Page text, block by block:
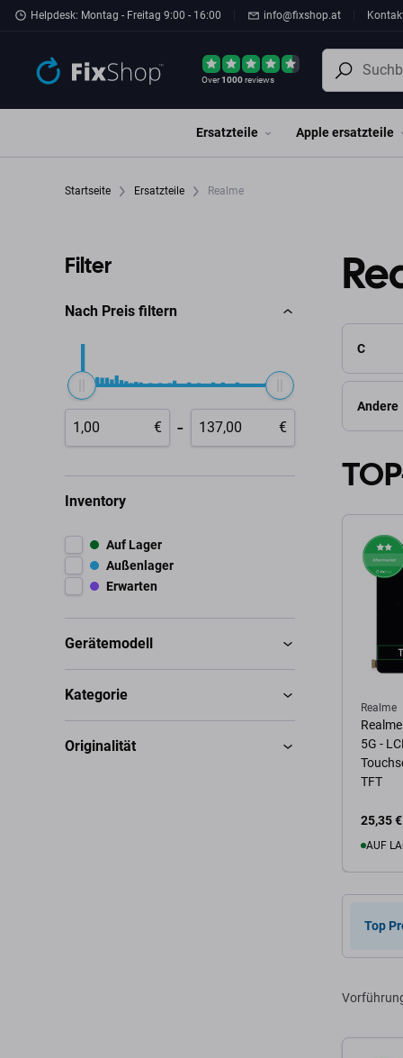
Zum Hauptinhalt springen
Helpdesk: Montag - Freitag 9:00 - 16:00 info@fixshop.at
Over1000reviews
Ersatzteile Apple ersatzteile
Startseite Ersatzteile Realme
Filter
Nach Preis filtern
€ - €
Inventory
Auf Lager
Außenlager
Erwarten
Gerätemodell
Kategorie
Originalität
C
Andere
Realme
5G -
TFT
25,35 €
AUF
Zum
Top